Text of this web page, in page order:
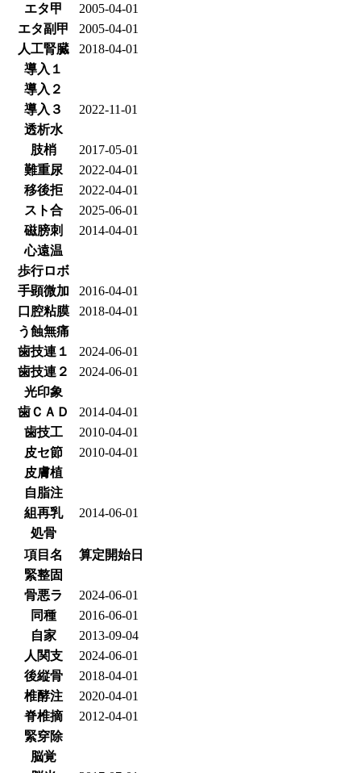
エタ甲
2005-04-01
エタ副甲
2005-04-01
人工腎臓
2018-04-01
導入１
導入２
導入３
2022-11-01
透析水
肢梢
2017-05-01
難重尿
2022-04-01
移後拒
2022-04-01
スト合
2025-06-01
磁膀刺
2014-04-01
心遠温
歩行ロボ
手顕微加
2016-04-01
口腔粘膜
2018-04-01
う蝕無痛
歯技連１
2024-06-01
歯技連２
2024-06-01
光印象
歯ＣＡＤ
2014-04-01
歯技工
2010-04-01
皮セ節
2010-04-01
皮膚植
自脂注
組再乳
2014-06-01
処骨
項目名
算定開始日
緊整固
骨悪ラ
2024-06-01
同種
2016-06-01
自家
2013-09-04
人関支
2024-06-01
後縦骨
2018-04-01
椎酵注
2020-04-01
脊椎摘
2012-04-01
緊穿除
脳覚